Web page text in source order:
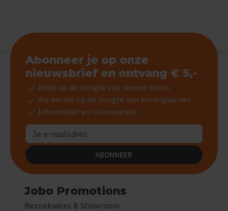
Jobo Promotions
Bezoekadres & Showroom
Abonneer je op onze
nieuwsbrief en ontvang € 5,-
check Altijd op de hoogte van nieuwe items
check Als eerste op de hoogte van kortingsacties
check Informatief en vol inspiratie
ABONNEER